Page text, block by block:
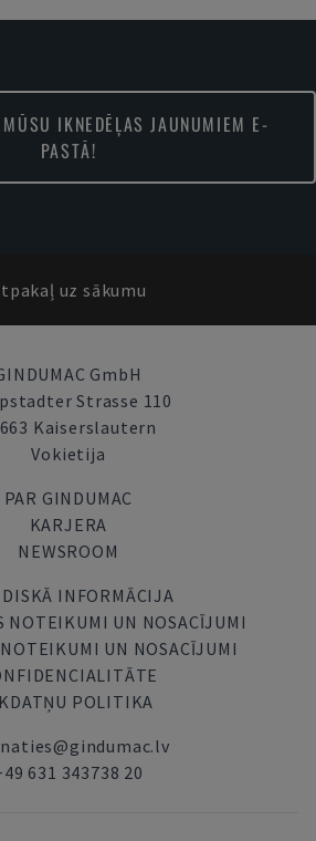
IKNEDĒĻAS JAUNUMIEM E-
PASTĀ!
uz sākumu
GmbH
Strasse 110
Kaiserslautern
Vokietija
PAR GINDUMAC
KARJERA
NEWSROOM
INFORMĀCIJA
NOTEIKUMI UN NOSACĪJUMI
UN NOSACĪJUMI
POLITIKA
631 343738 20